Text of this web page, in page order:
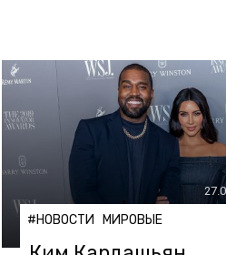
#НОВОСТИ МИРОВЫЕ